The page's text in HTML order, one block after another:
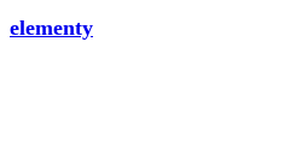
elementy